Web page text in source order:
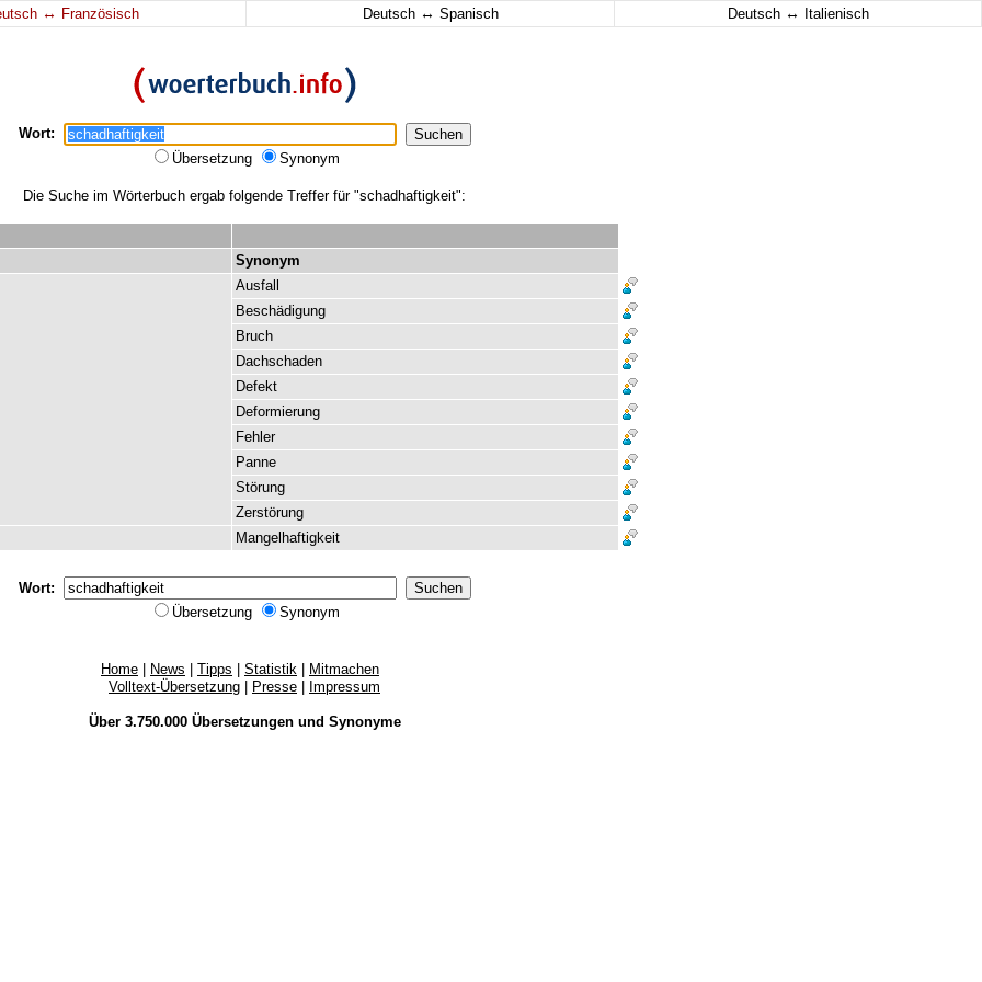
↔ Französisch Deutsch ↔ Spanisch Deutsch ↔ Italienisch
Wort:
Übersetzung
Synonym
Die Suche im Wörterbuch ergab folgende Treffer für "schadhaftigkeit":
Synonym
Ausfall
Beschädigung
Bruch
Dachschaden
Defekt
Deformierung
Fehler
Panne
Störung
Zerstörung
Mangelhaftigkeit
Wort:
Übersetzung
Synonym
Home News Tipps Statistik
Mitmachen
Volltext-Übersetzung
Presse Impressum
Über 3.750.000 Übersetzungenund Synonyme